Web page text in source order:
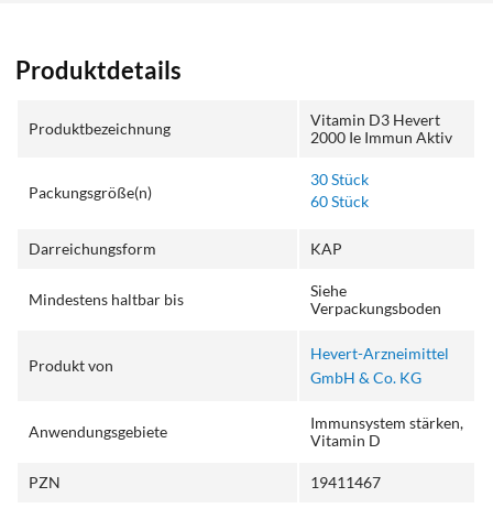
Produktdetails
Produktbezeichnung
Vitamin D3 Hevert
2000 Ie Immun Aktiv
Packungsgröße(n)
30 Stück
60 Stück
Darreichungsform KAP
Mindestens haltbar bis
Siehe
Verpackungsboden
Produkt von
Hevert-Arzneimittel
GmbH & Co. KG
Anwendungsgebiete
Immunsystem stärken,
Vitamin D
PZN 19411467